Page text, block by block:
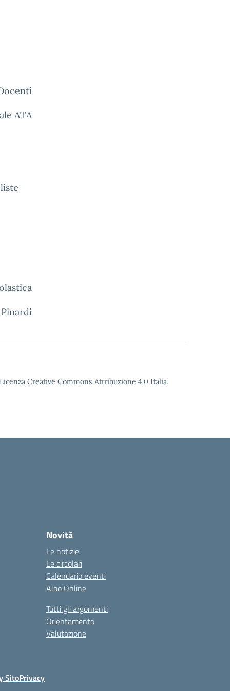
ATA
Creative Commons Attribuzione 4.0 Italia.
Novità
Le notizie
Le circolari
Calendario eventi
Albo Online
Tutti gli argomenti
Orientamento
Valutazione
SitoPrivacy